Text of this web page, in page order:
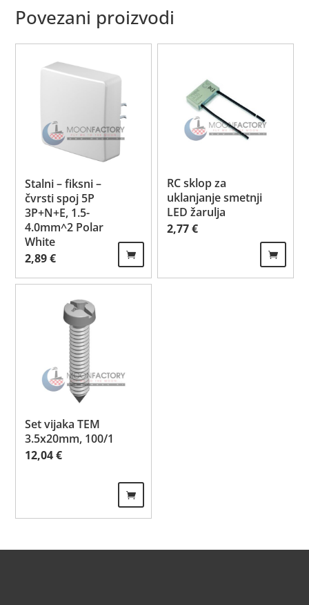
Povezani proizvodi
Stalni – fiksni –
čvrsti spoj 5P
3P+N+E, 1.5-
4.0mm^2 Polar
White
2,89€
RC sklop za
uklanjanje smetnji
LED žarulja
2,77€
Set vijaka TEM
3.5x20mm, 100/1
12,04€